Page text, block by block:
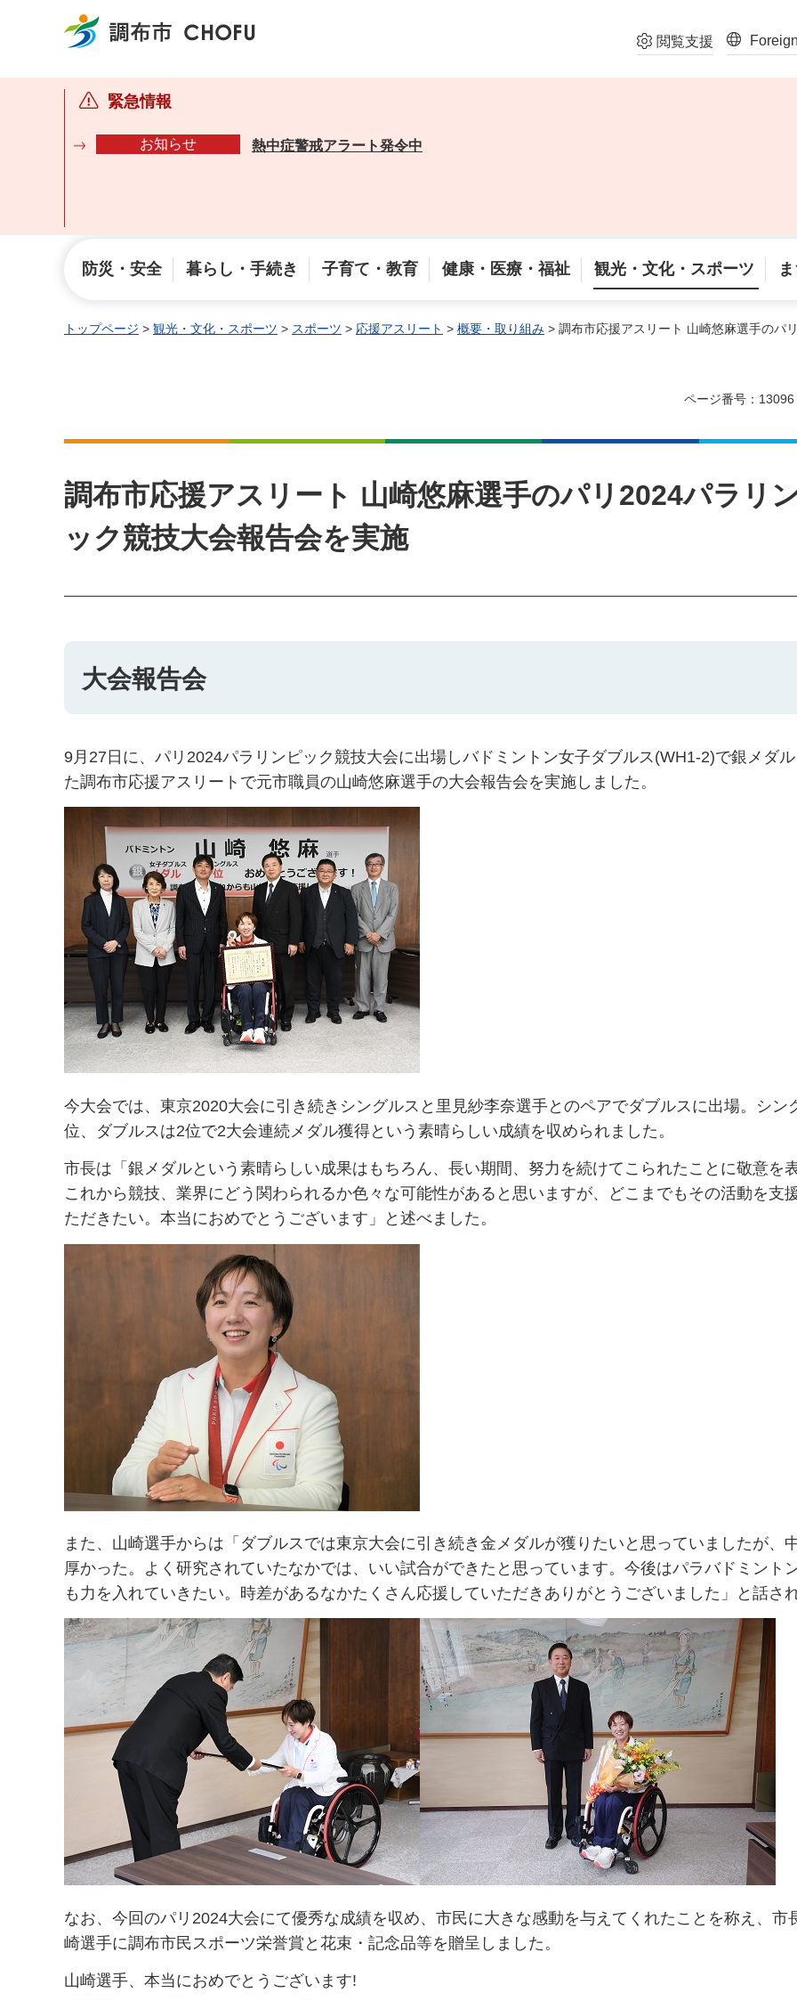
調布市 閲覧支援
緊急情報
お知らせ 熱中症警戒アラート発令中
防災・安全 暮らし・手続き 子育て・教育 健康・医療・福祉 観光・文化・スポーツ
トップページ > 観光・文化・スポーツ > スポーツ > 応援アスリート > 概要・取り組み > 調布市応援アスリート 山崎悠麻選手のパ
ページ番号：13096
調布市応援アスリート 山崎悠麻選手のパリ2024パラリ
ック競技大会報告会を実施
大会報告会
9月27日に、パリ2024パラリンピック競技大会に出場しバドミントン女子ダブルス(WH1-2)で銀メダ
た調布市応援アスリートで元市職員の山崎悠麻選手の大会報告会を実施しました。
今大会では、東京2020大会に引き続きシングルスと里見紗李奈選手とのペアでダブルスに出場。シン
位、ダブルスは2位で2大会連続メダル獲得という素晴らしい成績を収められました。
市長は「銀メダルという素晴らしい成果はもちろん、長い期間、努力を続けてこられたことに敬意を
これから競技、業界にどう関わられるか色々な可能性があると思いますが、どこまでもその活動を支
ただきたい。本当におめでとうございます」と述べました。
また、山崎選手からは「ダブルスでは東京大会に引き続き金メダルが獲りたいと思っていましたが、
厚かった。よく研究されていたなかでは、いい試合ができたと思っています。今後はパラバドミント
も力を入れていきたい。時差があるなかたくさん応援していただきありがとうございました」と話さ
なお、今回のパリ2024大会にて優秀な成績を収め、市民に大きな感動を与えてくれたことを称え、市
崎選手に調布市民スポーツ栄誉賞と花束・記念品等を贈呈しました。
山崎選手、本当におめでとうございます!